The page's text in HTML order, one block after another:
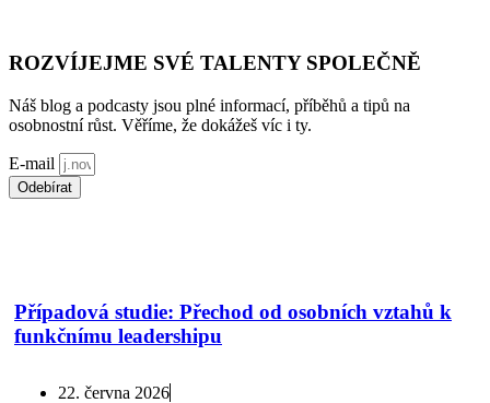
ROZVÍJEJME SVÉ TALENTY SPOLEČNĚ
Náš blog a podcasty jsou plné informací, příběhů a tipů na
osobnostní růst. Věříme, že dokážeš víc i ty.
E-mail
Odebírat
Případová studie: Přechod od osobních vztahů k
funkčnímu leadershipu
22. června 2026